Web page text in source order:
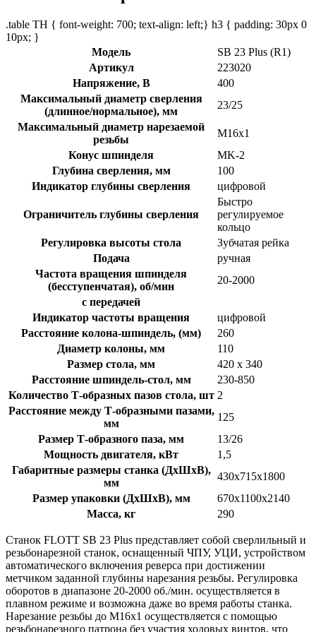
.table TH { font-weight: 700; text-align: left;} h3 { padding: 30px 0
10px; }
Модель
SB 23 Plus (R1)
Артикул
223020
Напряжение, В
400
Максимальный диаметр сверления
(длинное/нормальное), мм
23/25
Максимальный диаметр нарезаемой
резьбы
М16x1
Конус шпинделя
MK-2
Глубина сверления, мм
100
Индикатор глубины сверления
цифровой
Ограничитель глубины сверления
Быстро
регулируемое
кольцо
Регулировка высоты стола
Зубчатая рейка
Подача
ручная
Частота вращения шпинделя
(бесступенчатая), об/мин
20-2000
с передачей
Индикатор частоты вращения
цифровой
Расстояние колона-шпиндель, (мм)
260
Диаметр колоны, мм
110
Размер стола, мм
420 х 340
Расстояние шпиндель-стол, мм
230-850
Количество Т-образных пазов стола, шт 2
Расстояние между Т-образными пазами,
мм
125
Размер Т-образного паза, мм
13/26
Мощность двигателя, кВт
1,5
Габаритные размеры станка (ДхШхВ),
мм
430х715х1800
Размер упаковки (ДхШхВ), мм
670х1100х2140
Масса, кг
290
Станок FLOTT SB 23 Plus представляет собой сверлильный и
резьбонарезной станок, оснащенный ЧПУ, УЦИ, устройством
автоматического включения реверса при достижении
метчиком заданной глубины нарезания резьбы. Регулировка
оборотов в диапазоне 20-2000 об./мин. осуществляется в
плавном режиме и возможна даже во время работы станка.
Нарезание резьбы до М16х1 осуществляется с помощью
резьбонарезного патрона без участия ходовых винтов, что